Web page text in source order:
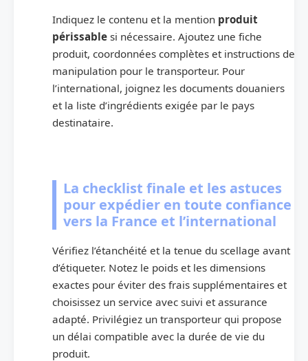
Indiquez le contenu et la mention produit
périssable si nécessaire. Ajoutez une fiche
produit, coordonnées complètes et instructions de
manipulation pour le transporteur. Pour
l’international, joignez les documents douaniers
et la liste d’ingrédients exigée par le pays
destinataire.
La checklist finale et les astuces
pour expédier en toute confiance
vers la France et l’international
Vérifiez l’étanchéité et la tenue du scellage avant
d’étiqueter. Notez le poids et les dimensions
exactes pour éviter des frais supplémentaires et
choisissez un service avec suivi et assurance
adapté. Privilégiez un transporteur qui propose
un délai compatible avec la durée de vie du
produit.